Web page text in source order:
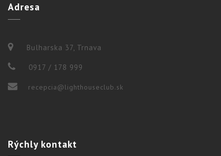
Adresa
Bulharska 37, Trnava
0917 / 178 999
recepcia@lighthouseclub.sk
Rýchlykontakt